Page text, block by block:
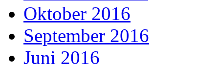
Oktober 2016
September 2016
Juni 2016